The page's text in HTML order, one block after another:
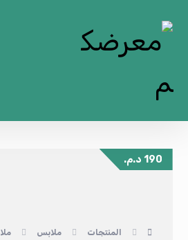
المنتجات ملابس
190 د.م.